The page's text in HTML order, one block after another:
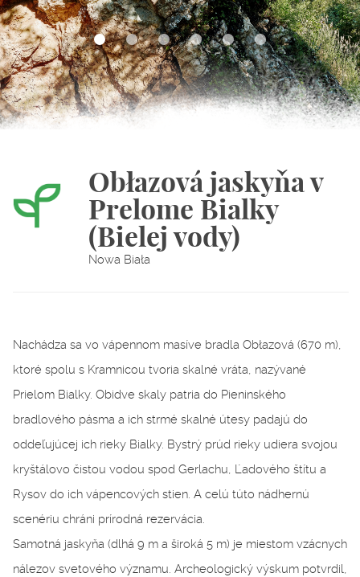
Obłazová jaskyňa v
Prelome Bialky
(Bielej vody)
Nowa Biała
Nachádza sa vo vápennom masíve bradla Obłazová (670 m),
ktoré spolu s Kramnicou tvoria skalné vráta, nazývané
Prielom Bialky. Obidve skaly patria do Pieninského
bradlového pásma a ich strmé skalné útesy padajú do
oddeľujúcej ich rieky Bialky. Bystrý prúd rieky udiera svojou
kryštálovo čistou vodou spod Gerlachu, Ľadového štítu a
Rysov do ich vápencových stien. A celú túto nádhernú
scenériu chráni prírodná rezervácia.
Samotná jaskyňa (dlhá 9 m a široká 5 m) je miestom vzácnych
nálezov svetového významu. Archeologický výskum potvrdil,